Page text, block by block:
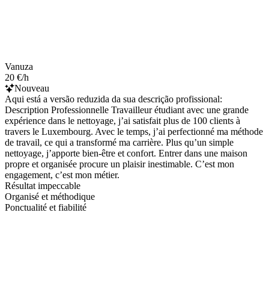
Vanuza
20 €/h
Nouveau
Aqui está a versão reduzida da sua descrição profissional:
Description Professionnelle Travailleur étudiant avec une grande
expérience dans le nettoyage, j’ai satisfait plus de 100 clients à
travers le Luxembourg. Avec le temps, j’ai perfectionné ma méthode
de travail, ce qui a transformé ma carrière. Plus qu’un simple
nettoyage, j’apporte bien-être et confort. Entrer dans une maison
propre et organisée procure un plaisir inestimable. C’est mon
engagement, c’est mon métier.
Résultat impeccable
Organisé et méthodique
Ponctualité et fiabilité